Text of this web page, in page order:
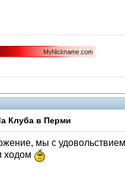
Клуба в Перми
мы с
ходом